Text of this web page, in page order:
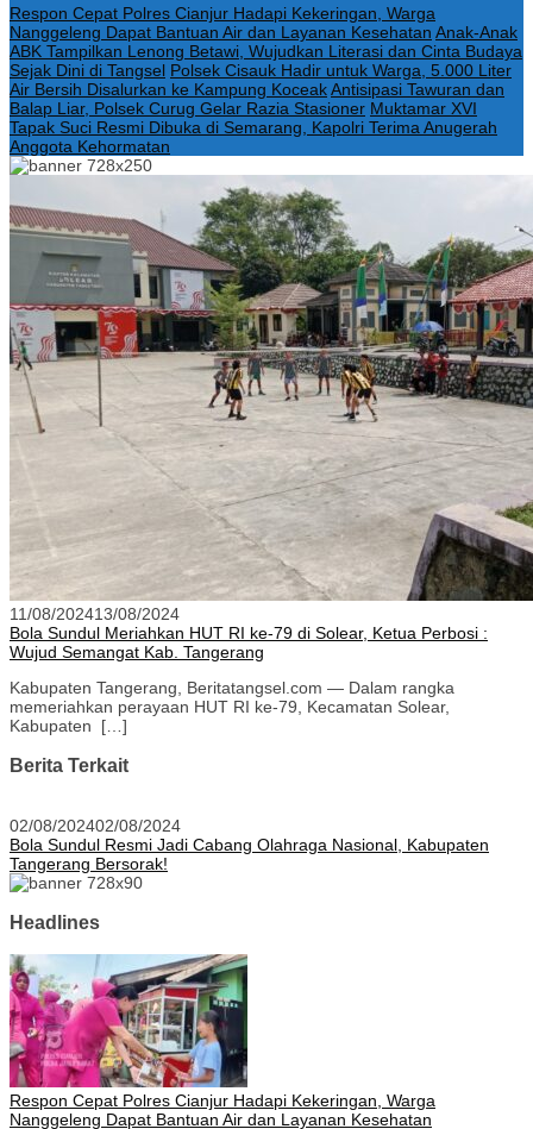
Respon Cepat Polres Cianjur Hadapi Kekeringan, Warga
Nanggeleng Dapat Bantuan Air dan Layanan Kesehatan Anak-Anak
ABK Tampilkan Lenong Betawi, Wujudkan Literasi dan Cinta Budaya
Sejak Dini di Tangsel Polsek Cisauk Hadir untuk Warga, 5.000 Liter
Air Bersih Disalurkan ke Kampung KoceakAntisipasi Tawuran dan
Balap Liar, Polsek Curug Gelar Razia Stasioner Muktamar XVI
Tapak Suci Resmi Dibuka di Semarang, Kapolri Terima Anugerah
Anggota Kehormatan
11/08/202413/08/2024
Bola Sundul Meriahkan HUT RI ke-79 di Solear, Ketua Perbosi :
Wujud Semangat Kab. Tangerang
Kabupaten Tangerang, Beritatangsel.com — Dalam rangka
memeriahkan perayaan HUT RI ke-79, Kecamatan Solear,
Kabupaten […]
Berita Terkait
02/08/202402/08/2024
Bola Sundul Resmi Jadi Cabang Olahraga Nasional, Kabupaten
Tangerang Bersorak!
Headlines
Respon Cepat Polres Cianjur Hadapi Kekeringan, Warga
Nanggeleng Dapat Bantuan Air dan Layanan Kesehatan